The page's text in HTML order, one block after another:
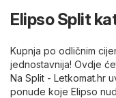
Elipso Split
Kupnja po odličnim
jednostavnija! Ovdje
Na Split - Letkomat.hr
ponude koje Elipso